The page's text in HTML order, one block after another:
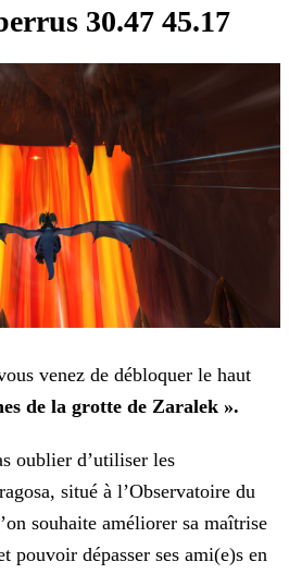
30.47 45.17
venez de débloquer le haut
de la grotte de Zaralek ».
oublier d’utiliser les
situé à l’Observatoire du
souhaite améliorer sa maîtrise
pouvoir dépasser ses ami(e)s en